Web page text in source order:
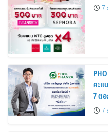
7
คะแ
7 ต
รมา
หุ้น
7